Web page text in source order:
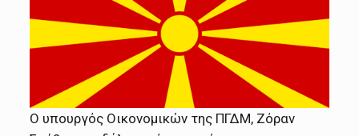
Ο υπουργός Oικονομικών της ΠΓΔΜ, Ζόραν